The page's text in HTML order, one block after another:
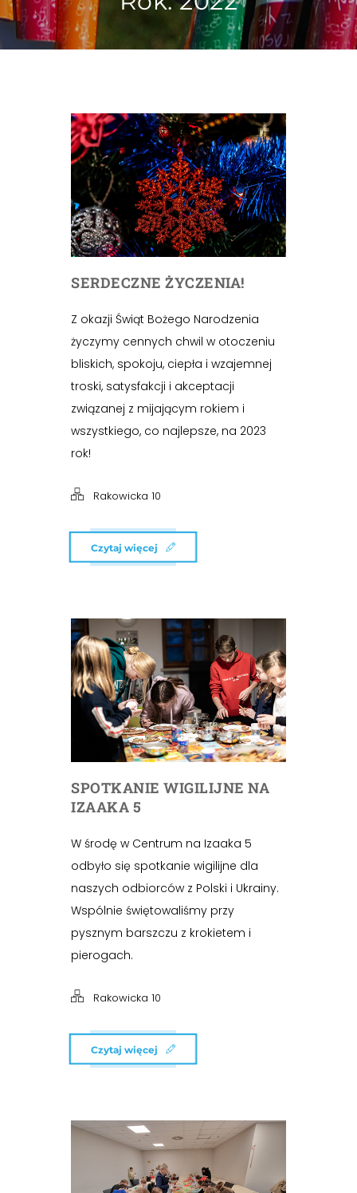
SERDECZNE ŻYCZENIA!
Z okazji Świąt Bożego Narodzenia
życzymy cennych chwil w otoczeniu
bliskich, spokoju, ciepła i wzajemnej
troski, satysfakcji i akceptacji
związanej z mijającym rokiem i
wszystkiego, co najlepsze, na 2023
rok!
Rakowicka 10
Czytaj więcej
SPOTKANIE WIGILIJNE NA
IZAAKA 5
W środę w Centrum na Izaaka 5
odbyło się spotkanie wigilijne dla
naszych odbiorców z Polski i Ukrainy.
Wspólnie świętowaliśmy przy
pysznym barszczu z krokietem i
pierogach.
Rakowicka 10
Czytaj więcej